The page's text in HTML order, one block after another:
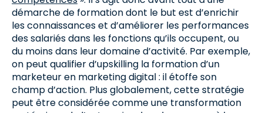
démarche de formation dont le but est d’enrichir
les connaissances et d’améliorer les performances
des salariés dans les fonctions qu’ils occupent, ou
du moins dans leur domaine d’activité. Par exemple,
on peut qualifier d’upskilling la formation d’un
marketeur en marketing digital : il étoffe son
champ d’action. Plus globalement, cette stratégie
peut être considérée comme une transformation